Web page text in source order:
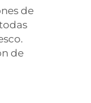
de
de